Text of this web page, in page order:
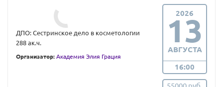
ДПО: Сестринское дело в косметологии
288 ак.ч.
Организатор: Академия Элия Грация
2026
13
АВГУСТА
16:00